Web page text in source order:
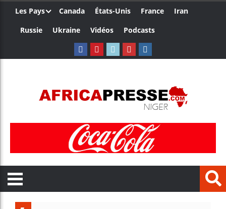
Les Pays Canada États-Unis France
Iran
Russie
Ukraine Vidéos Podcasts